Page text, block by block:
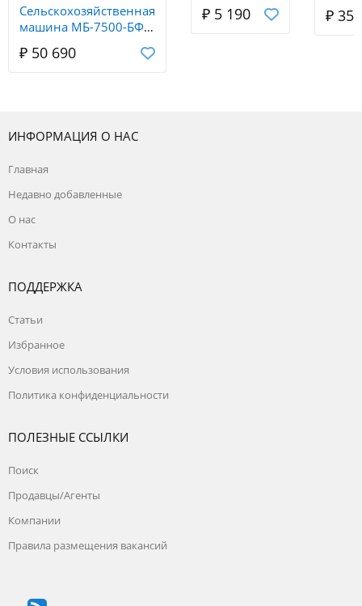
Сельскохозяйственная
машина МБ-7500-БФ
₽ 50 690
₽ 5 190 ₽ 350
ИНФОРМАЦИЯ О НАС
Главная
Недавно добавленные
О нас
Контакты
ПОДДЕРЖКА
Статьи
Избранное
Условия использования
Политика конфиденциальности
ПОЛЕЗНЫЕ ССЫЛКИ
Поиск
Продавцы/Агенты
Компании
Правила размещения вакансий